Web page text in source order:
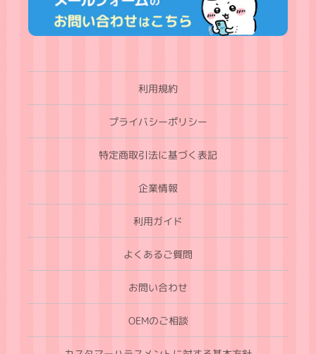
利用規約
プライバシーポリシー
特定商取引法に基づく表記
企業情報
利用ガイド
よくあるご質問
お問い合わせ
OEMのご相談